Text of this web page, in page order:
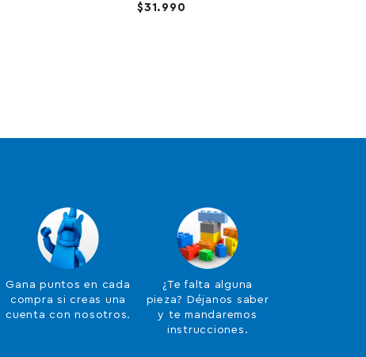
31.990
Gana puntos en cada
compra si creas una
cuenta con nosotros.
¿Te falta alguna
pieza? Déjanos saber
y te mandaremos
instrucciones.